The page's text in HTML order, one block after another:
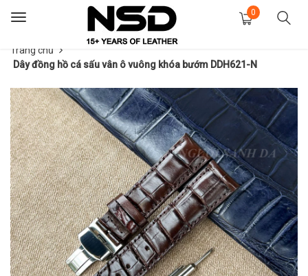
Toggle
0
Trang chủ
Dây đồng hồ cá sấu vân ô vuông khóa bướm DDH621-N